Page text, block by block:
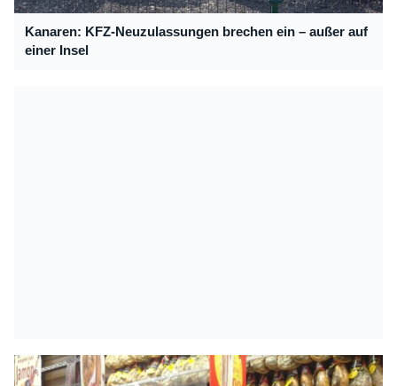
Kanaren: KFZ-Neuzulassungen brechen ein – außer auf
einer Insel